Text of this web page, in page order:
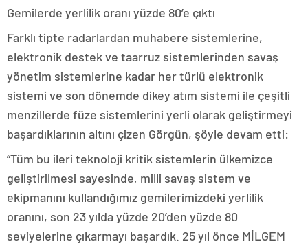
Gemilerde yerlilik oranı yüzde 80’e çıktı
Farklı tipte radarlardan muhabere sistemlerine,
elektronik destek ve taarruz sistemlerinden savaş
yönetim sistemlerine kadar her türlü elektronik
sistemi ve son dönemde dikey atım sistemi ile çeşitli
menzillerde füze sistemlerini yerli olarak geliştirmeyi
başardıklarının altını çizen Görgün, şöyle devam etti:
“Tüm bu ileri teknoloji kritik sistemlerin ülkemizce
geliştirilmesi sayesinde, milli savaş sistem ve
ekipmanını kullandığımız gemilerimizdeki yerlilik
oranını, son 23 yılda yüzde 20’den yüzde 80
seviyelerine çıkarmayı başardık. 25 yıl önce MİLGEM